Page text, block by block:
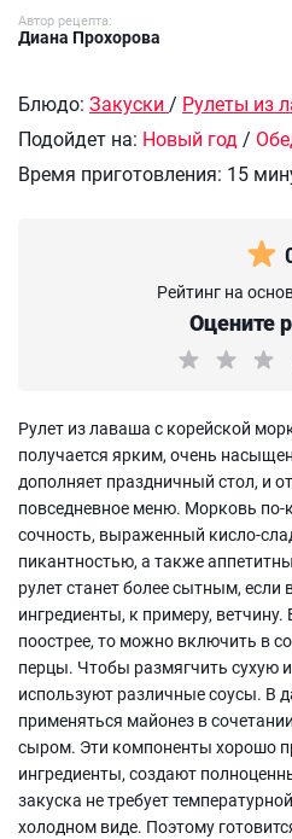
Автор рецепта:
Диана Прохорова
Блюдо: Закуски / Рулеты из
Подойдет на: Новый год /
Время приготовления: 15
Рейтинг на
Оцените
Рулет из лаваша с корейской
получается ярким, очень
дополняет праздничный стол, и
повседневное меню. Морковь по-
сочность, выраженный кисло-
пикантностью, а также
рулет станет более сытным, если
ингредиенты, к примеру, ветчину.
поострее, то можно включить в
перцы. Чтобы размягчить сухую и
используют различные соусы. В
применяться майонез в
сыром. Эти компоненты хорошо
ингредиенты, создают
закуска не требует
холодном виде. Поэтому